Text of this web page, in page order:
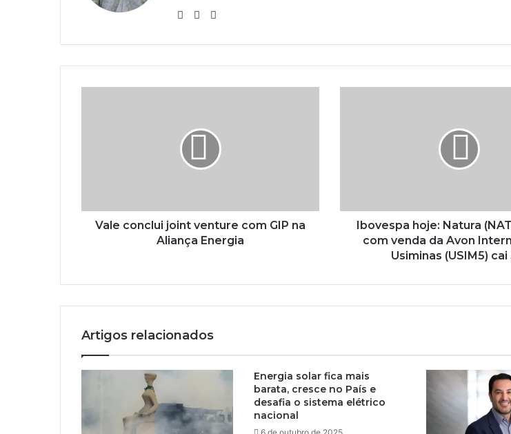
WebsiteLinkedin
Vale conclui joint venture com GIP na
Aliança Energia
Ibovespa hoje: Natura
com venda da Avon
Usiminas (USIM5) cai
Artigos relacionados
Energia solar fica mais
barata, cresce no País e
desafia o sistema elétrico
nacional